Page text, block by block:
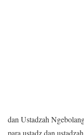
dan Ustadzah
para ustadz dan